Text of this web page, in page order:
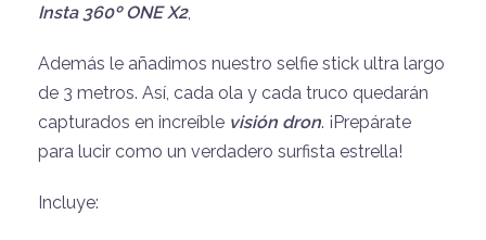
Insta 360º ONE X2,
Además le añadimos nuestro selfie stick ultra largo
de 3 metros. Así, cada ola y cada truco quedarán
capturados en increíble visión dron. ¡Prepárate
para lucir como un verdadero surfista estrella!
Incluye: